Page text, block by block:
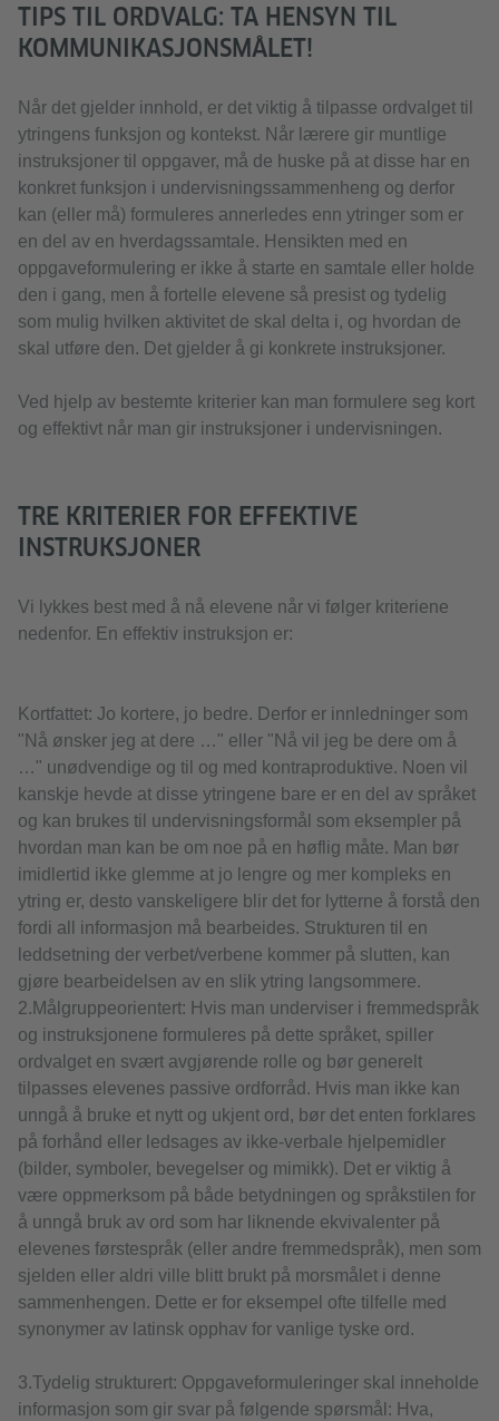
TIPS TIL ORDVALG: TA HENSYN TIL
KOMMUNIKASJONSMÅLET!
Når det gjelder innhold, er det viktig å tilpasse ordvalget til
ytringens funksjon og kontekst. Når lærere gir muntlige
instruksjoner til oppgaver, må de huske på at disse har en
konkret funksjon i undervisningssammenheng og derfor
kan (eller må) formuleres annerledes enn ytringer som er
en del av en hverdagssamtale. Hensikten med en
oppgaveformulering er ikke å starte en samtale eller holde
den i gang, men å fortelle elevene så presist og tydelig
som mulig hvilken aktivitet de skal delta i, og hvordan de
skal utføre den. Det gjelder å gi konkrete instruksjoner.
Ved hjelp av bestemte kriterier kan man formulere seg kort
og effektivt når man gir instruksjoner i undervisningen.
TRE KRITERIER FOR EFFEKTIVE
INSTRUKSJONER
Vi lykkes best med å nå elevene når vi følger kriteriene
nedenfor. En effektiv instruksjon er:
Kortfattet: Jo kortere, jo bedre. Derfor er innledninger som
"Nå ønsker jeg at dere …" eller "Nå vil jeg be dere om å
…" unødvendige og til og med kontraproduktive. Noen vil
kanskje hevde at disse ytringene bare er en del av språket
og kan brukes til undervisningsformål som eksempler på
hvordan man kan be om noe på en høflig måte. Man bør
imidlertid ikke glemme at jo lengre og mer kompleks en
ytring er, desto vanskeligere blir det for lytterne å forstå den
fordi all informasjon må bearbeides. Strukturen til en
leddsetning der verbet/verbene kommer på slutten, kan
gjøre bearbeidelsen av en slik ytring langsommere.
2.Målgruppeorientert: Hvis man underviser i fremmedspråk
og instruksjonene formuleres på dette språket, spiller
ordvalget en svært avgjørende rolle og bør generelt
tilpasses elevenes passive ordforråd. Hvis man ikke kan
unngå å bruke et nytt og ukjent ord, bør det enten forklares
på forhånd eller ledsages av ikke-verbale hjelpemidler
(bilder, symboler, bevegelser og mimikk). Det er viktig å
være oppmerksom på både betydningen og språkstilen for
å unngå bruk av ord som har liknende ekvivalenter på
elevenes førstespråk (eller andre fremmedspråk), men som
sjelden eller aldri ville blitt brukt på morsmålet i denne
sammenhengen. Dette er for eksempel ofte tilfelle med
synonymer av latinsk opphav for vanlige tyske ord.
3.Tydelig strukturert: Oppgaveformuleringer skal inneholde
informasjon som gir svar på følgende spørsmål: Hva,